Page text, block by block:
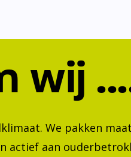
wij
We pakken
actief aan